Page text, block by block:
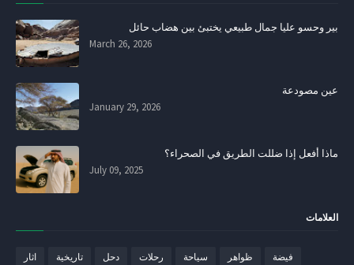
بير وحسو عليا جمال طبيعي يختبئ بين هضاب حائل
March 26, 2026
عين مصودعة
January 29, 2026
ماذا أفعل إذا ضللت الطريق في الصحراء؟
July 09, 2025
العلامات
اثار تاريخية دحل رحلات سياحة ظواهر فيضة